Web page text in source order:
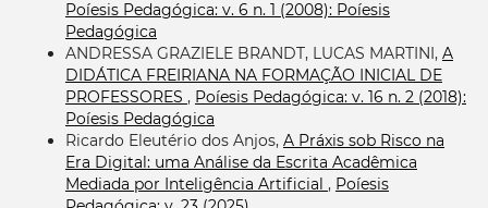
Poíesis Pedagógica: v. 6 n. 1 (2008): Poíesis
Pedagógica
ANDRESSA GRAZIELE BRANDT, LUCAS MARTINI, A
DIDÁTICA FREIRIANA NA FORMAÇÃO INICIAL DE
PROFESSORES , Poíesis Pedagógica: v. 16 n. 2 (2018):
Poíesis Pedagógica
Ricardo Eleutério dos Anjos, A Práxis sob Risco na
Era Digital: uma Análise da Escrita Acadêmica
Mediada por Inteligência Artificial , Poíesis